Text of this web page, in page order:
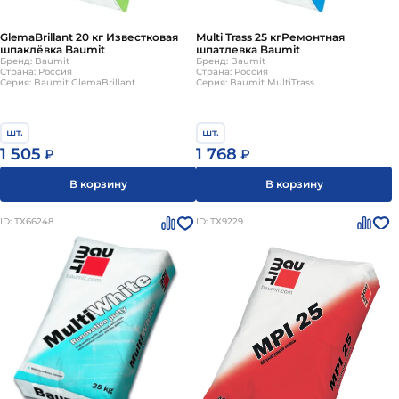
GlemaBrillant 20 кг Известковая
шпаклёвка Baumit
Бренд: Baumit
Страна: Россия
Серия: Baumit GlemaBrillant
шт.
1 505 ₽
В корзину
Multi Trass 25 кгРемонтная
шпатлевка Baumit
Бренд: Baumit
Страна: Россия
Серия: Baumit MultiTrass
шт.
1 768 ₽
В корзину
ID: ТХ66248 ID: ТХ9229